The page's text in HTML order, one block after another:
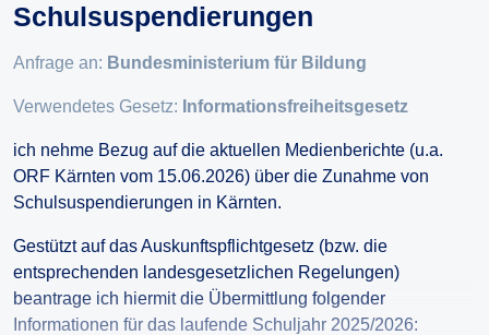
Schulsuspendierungen
Anfrage an: Bundesministerium für Bildung
Verwendetes Gesetz: Informationsfreiheitsgesetz
ich nehme Bezug auf die aktuellen Medienberichte (u.a.
ORF Kärnten vom 15.06.2026) über die Zunahme von
Schulsuspendierungen in Kärnten.
Gestützt auf das Auskunftspflichtgesetz (bzw. die
entsprechenden landesgesetzlichen Regelungen)
beantrage ich hiermit die Übermittlung folgender
Informationen für das laufende Schuljahr 2025/2026: